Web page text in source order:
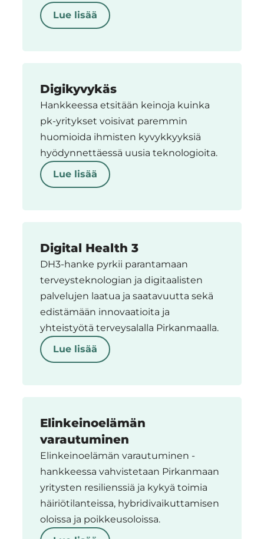
Lue lisää
Digikyvykäs
Hankkeessa etsitään keinoja kuinka
pk-yritykset voisivat paremmin
huomioida ihmisten kyvykkyyksiä
hyödynnettäessä uusia teknologioita.
Lue lisää
Digital Health 3
DH3-hanke pyrkii parantamaan
terveysteknologian ja digitaalisten
palvelujen laatua ja saatavuutta sekä
edistämään innovaatioita ja
yhteistyötä terveysalalla Pirkanmaalla.
Lue lisää
Elinkeinoelämän
varautuminen
Elinkeinoelämän varautuminen -
hankkeessa vahvistetaan Pirkanmaan
yritysten resilienssiä ja kykyä toimia
häiriötilanteissa, hybridivaikuttamisen
oloissa ja poikkeusoloissa.